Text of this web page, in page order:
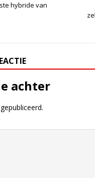
hybride van
achter